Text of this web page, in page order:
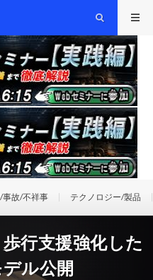
事故/不祥事 テクノロジー/製品
行支援強化した
ル公開